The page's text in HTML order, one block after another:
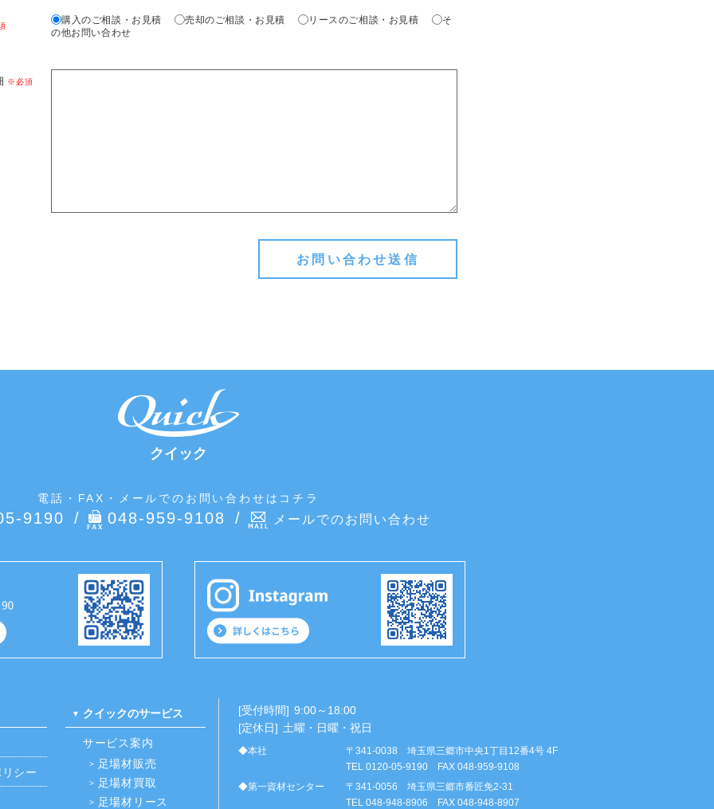
購入のご相談・お見積 売却のご相談・お見積 リースのご相談・お見積
そ
の他お問い合わせ
クイック
電話・FAX・メールでのお問い合わせはコチラ
9190 048-959-9108 メールでのお問い合わせ
シー
クイックのサービス
サービス案内
足場材販売
足場材買取
足場材リース
[受付時間] 9:00～18:00
[定休日] 土曜・日曜・祝日
◆本社
〒341-0038 埼玉県三郷市中央1丁目12番4号 4F
TEL 0120-05-9190 FAX 048-959-9108
◆第一資材センター
〒341-0056 埼玉県三郷市番匠免2-31
TEL 048-948-8906 FAX 048-948-8907